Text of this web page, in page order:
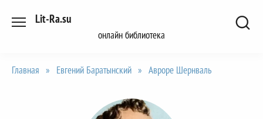
Lit-Ra.su
онлайн библиотека
Главная » Евгений Баратынский » Авроре Шернваль